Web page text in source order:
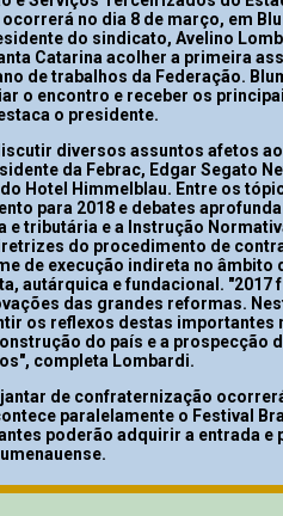
ocorrerá no dia 8 de março, em
do sindicato, Avelino
Catarina acolher a primeira
de trabalhos da Federação.
o encontro e receber os
o presidente.
diversos assuntos afetos ao
da Febrac, Edgar Segato
Hotel Himmelblau. Entre os
para 2018 e debates
tributária e a Instrução
do procedimento de
de execução indireta no âmbito
autárquica e fundacional. "2017
das grandes reformas.
os reflexos destas importantes
do país e a prospecção
completa Lombardi.
de confraternização
paralelamente o Festival
poderão adquirir a entrada e